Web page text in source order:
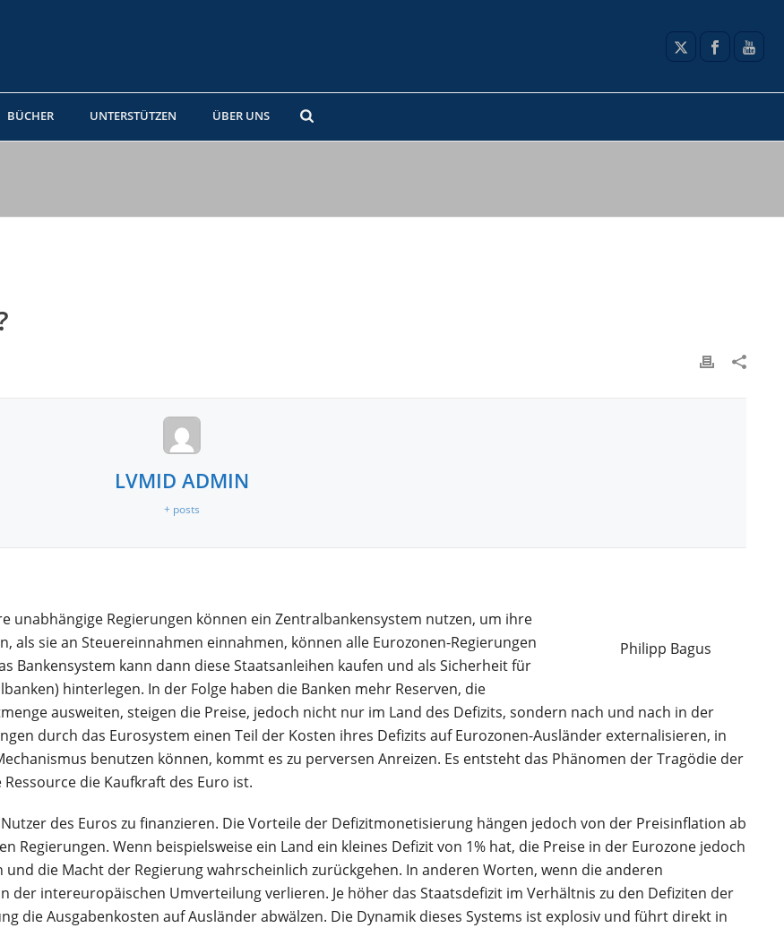
BÜCHER UNTERSTÜTZEN ÜBER UNS
LVMID ADMIN
+ posts
Philipp Bagus
Regierungen können ein Zentralbankensystem nutzen, um ihre
als sie an Steuereinnahmen einnahmen, können alle Eurozonen-Regierungen
Bankensystem kann dann diese Staatsanleihen kaufen und als Sicherheit für
hinterlegen. In der Folge haben die Banken mehr Reserven, die
ausweiten, steigen die Preise, jedoch nicht nur im Land des Defizits, sondern nach und nach in der
durch das Eurosystem einen Teil der Kosten ihres Defizits auf Eurozonen-Ausländer externalisieren, in
benutzen können, kommt es zu perversen Anreizen. Es entsteht das Phänomen der Tragödie der
die Kaufkraft des Euro ist.
des Euros zu finanzieren. Die Vorteile der Defizitmonetisierung hängen jedoch von der Preisinflation ab
Wenn beispielsweise ein Land ein kleines Defizit von 1% hat, die Preise in der Eurozone jedoch
die Macht der Regierung wahrscheinlich zurückgehen. In anderen Worten, wenn die anderen
der intereuropäischen Umverteilung verlieren. Je höher das Staatsdefizit im Verhältnis zu den Defiziten der
die Ausgabenkosten auf Ausländer abwälzen. Die Dynamik dieses Systems ist explosiv und führt direkt in